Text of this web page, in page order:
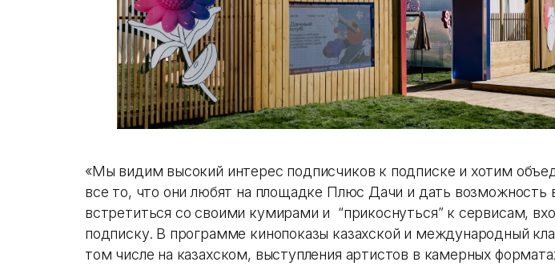
«‎Мы видим высокий интерес подписчиков к подписке и хотим
все то, что они любят на площадке Плюс Дачи и дать возможность
встретиться со своими кумирами и “прикоснуться” к сервисам,
подписку. В программе кинопоказы казахской и международный
том числе на казахском, выступления артистов в камерных